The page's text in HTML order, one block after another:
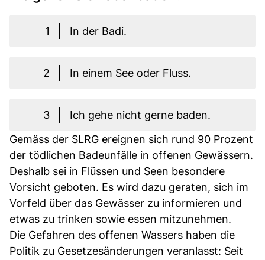
1 In der Badi.
2 In einem See oder Fluss.
3
Ich gehe nicht gerne baden.
Gemäss der SLRG ereignen sich rund 90 Prozent
der tödlichen Badeunfälle in offenen Gewässern.
Deshalb sei in Flüssen und Seen besondere
Vorsicht geboten. Es wird dazu geraten, sich im
Vorfeld über das Gewässer zu informieren und
etwas zu trinken sowie essen mitzunehmen.
Die Gefahren des offenen Wassers haben die
Politik zu Gesetzesänderungen veranlasst: Seit